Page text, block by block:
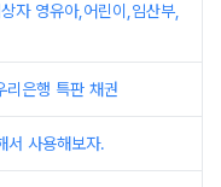
자 영유아,어린이,임산부,
은행 특판 채권
서 사용해보자.